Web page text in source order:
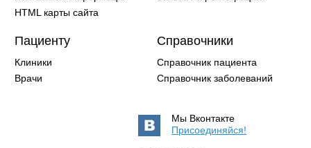
HTML карты сайта
Пациенту
Клиники
Врачи
Справочники
Справочник пациента
Справочник заболеваний
Мы Вконтакте
Присоединяйся!